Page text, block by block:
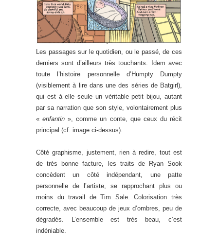
Les passages sur le quotidien, ou le passé, de ces
derniers sont d’ailleurs très touchants. Idem avec
toute l’histoire personnelle d’Humpty Dumpty
(visiblement à lire dans une des séries de Batgirl),
qui est à elle seule un véritable petit bijou, autant
par sa narration que son style, volontairement plus
«enfantin », comme un conte, que ceux du récit
principal (cf. image ci-dessus).
Côté graphisme, justement, rien à redire, tout est
de très bonne facture, les traits de Ryan Sook
concèdent un côté indépendant, une patte
personnelle de l’artiste, se rapprochant plus ou
moins du travail de Tim Sale. Colorisation très
correcte, avec beaucoup de jeux d’ombres, peu de
dégradés. L’ensemble est très beau, c’est
indéniable.